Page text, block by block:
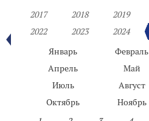
2017 2018 2019
2022
2023 2024
Январь
Февраль
Апрель
Май
Июль
Август
Октябрь
Ноябрь